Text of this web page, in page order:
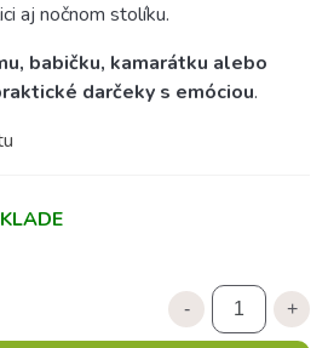
aj nočnom stolíku.
babičku, kamarátku alebo
darčeky s emóciou.
- +